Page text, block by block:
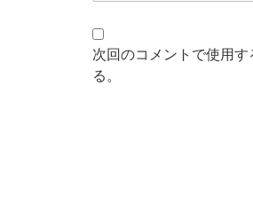
次回のコメントで使用
る。